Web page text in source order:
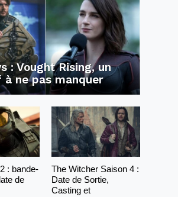
: Vought Rising, un
ne pas manquer
: bande-
de
The Witcher Saison 4 :
Date de Sortie,
Casting et